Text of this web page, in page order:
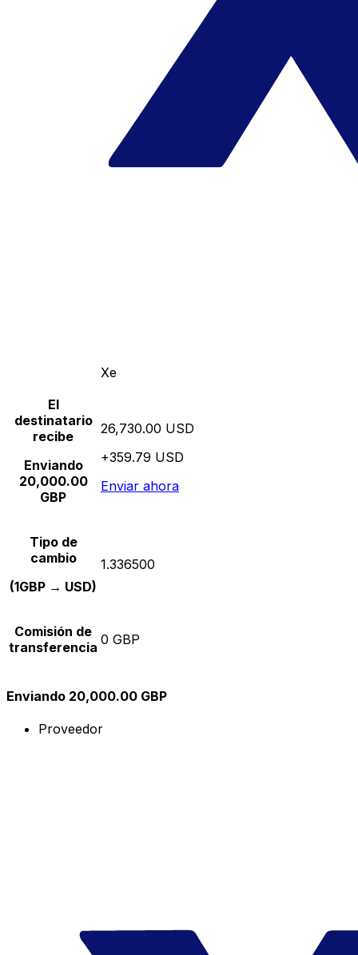
Xe
El
destinatario
recibe
Enviando
20,000.00
GBP
26,730.00 USD
+359.79 USD
Enviar ahora
Tipo de
cambio
(1GBP → USD)
1.336500
Comisión de
transferencia 0 GBP
Enviando 20,000.00 GBP
Proveedor